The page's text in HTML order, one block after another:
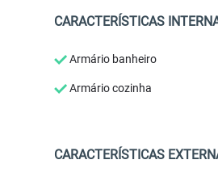
CARACTERÍSTICAS
Armário banheiro
Armário cozinha
CARACTERÍSTICAS